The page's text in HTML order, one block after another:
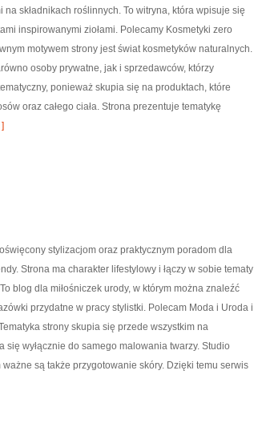
składnikach roślinnych. To witryna, która wpisuje się
inspirowanymi ziołami. Polecamy Kosmetyki zero
motywem strony jest świat kosmetyków naturalnych.
osoby prywatne, jak i sprzedawców, którzy
ponieważ skupia się na produktach, które
oraz całego ciała. Strona prezentuje tematykę
stylizacjom oraz praktycznym poradom dla
Strona ma charakter lifestylowy i łączy w sobie tematy
blog dla miłośniczek urody, w którym można znaleźć
przydatne w pracy stylistki. Polecam Moda i Uroda i
strony skupia się przede wszystkim na
wyłącznie do samego malowania twarzy. Studio
są także przygotowanie skóry. Dzięki temu serwis